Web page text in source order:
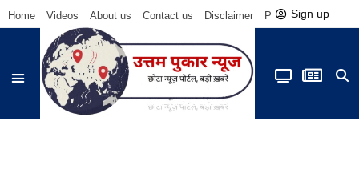
Home Videos About us Contact us Disclaimer Privacy Policy
Sign up